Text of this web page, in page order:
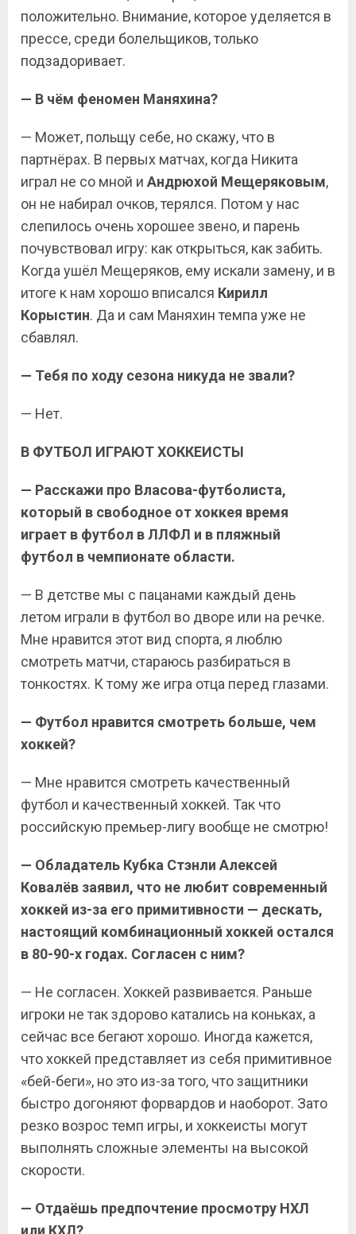
положительно. Внимание, которое уделяется в
прессе, среди болельщиков, только
подзадоривает.
— В чём феномен Маняхина?
— Может, польщу себе, но скажу, что в
партнёрах. В первых матчах, когда Никита
играл не со мной и Андрюхой Мещеряковым,
он не набирал очков, терялся. Потом у нас
слепилось очень хорошее звено, и парень
почувствовал игру: как открыться, как забить.
Когда ушёл Мещеряков, ему искали замену, и в
итоге к нам хорошо вписался Кирилл
Корыстин. Да и сам Маняхин темпа уже не
сбавлял.
— Тебя по ходу сезона никуда не звали?
— Нет.
В ФУТБОЛ ИГРАЮТ ХОККЕИСТЫ
— Расскажи про Власова-футболиста,
который в свободное от хоккея время
играет в футбол в ЛЛФЛ и в пляжный
футбол в чемпионате области.
— В детстве мы с пацанами каждый день
летом играли в футбол во дворе или на речке.
Мне нравится этот вид спорта, я люблю
смотреть матчи, стараюсь разбираться в
тонкостях. К тому же игра отца перед глазами.
— Футбол нравится смотреть больше, чем
хоккей?
— Мне нравится смотреть качественный
футбол и качественный хоккей. Так что
российскую премьер-лигу вообще не смотрю!
— Обладатель Кубка Стэнли Алексей
Ковалёв заявил, что не любит современный
хоккей из-за его примитивности — дескать,
настоящий комбинационный хоккей остался
в 80-90-х годах. Согласен с ним?
— Не согласен. Хоккей развивается. Раньше
игроки не так здорово катались на коньках, а
сейчас все бегают хорошо. Иногда кажется,
что хоккей представляет из себя примитивное
«бей-беги», но это из-за того, что защитники
быстро догоняют форвардов и наоборот. Зато
резко возрос темп игры, и хоккеисты могут
выполнять сложные элементы на высокой
скорости.
— Отдаёшь предпочтение просмотру НХЛ
или КХЛ?